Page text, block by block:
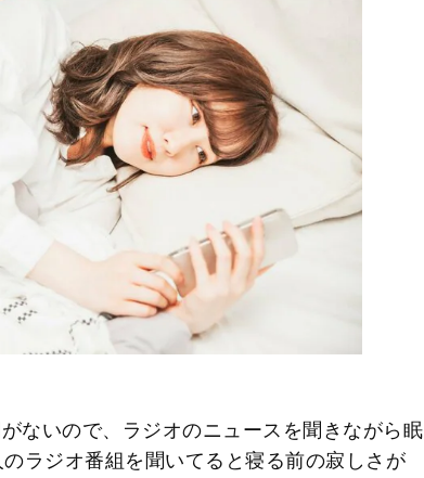
ないので、ラジオのニュースを聞きながら眠
ラジオ番組を聞いてると寝る前の寂しさが